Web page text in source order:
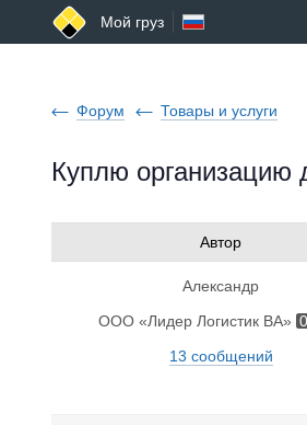
Мой груз
Форум Товары и услуги
Куплю
Автор
Александр
ООО «Лидер Логистик ВА» 0
13 сообщений